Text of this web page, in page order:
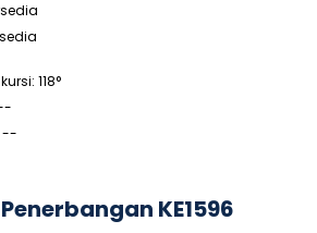
118°
--
KE1596